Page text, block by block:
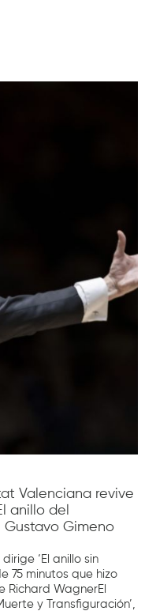
Valenciana revive
anillo del
Gustavo Gimeno
‘El anillo sin
75 minutos que hizo
Richard WagnerEl
y Transfiguración’,